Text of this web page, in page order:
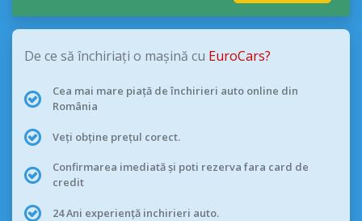
De ce să închiriați o mașină cu EuroCars?
Cea mai mare piață de închirieri auto online din
România
Veți obține prețul corect.
Confirmarea imediată și poti rezerva fara card de
credit
24 Ani experiență inchirieri auto.